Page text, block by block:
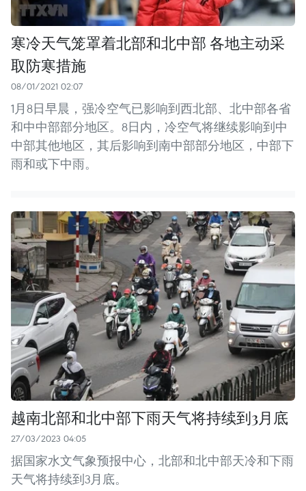
寒冷天气笼罩着北部和北中部 各地主动采
取防寒措施
08/01/2021 02:07
1月8日早晨，强冷空气已影响到西北部、北中部各省
和中中部部分地区。8日内，冷空气将继续影响到中
中部其他地区，其后影响到南中部部分地区，中部下
雨和或下中雨。
越南北部和北中部下雨天气将持续到3月底
27/03/2023 04:05
据国家水文气象预报中心，北部和北中部天冷和下雨
天气将持续到3月底。